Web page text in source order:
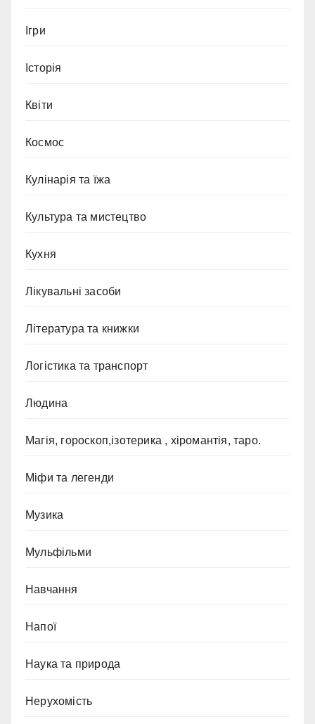
Ігри
Історія
Квіти
Космос
Кулінарія та їжа
Культура та мистецтво
Кухня
Лікувальні засоби
Література та книжки
Логістика та транспорт
Людина
Магія, гороскоп,ізотерика , хіромантія, таро.
Міфи та легенди
Музика
Мульфільми
Навчання
Напої
Наука та природа
Нерухомість